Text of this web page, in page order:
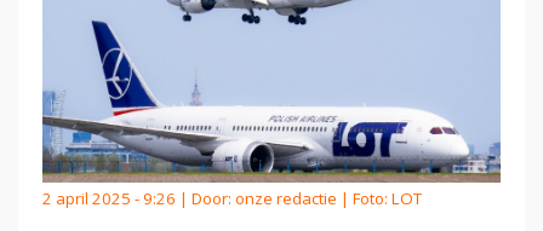
2 april 2025 - 9:26 | Door: onze redactie | Foto: LOT